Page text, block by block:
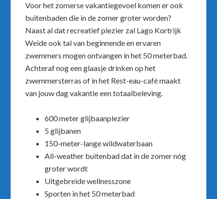
Voor het zomerse vakantiegevoel komen er ook
buitenbaden die in de zomer groter worden?
Naast al dat recreatief plezier zal Lago Kortrijk
Weide ook tal van beginnende en ervaren
zwemmers mogen ontvangen in het 50 meterbad.
Achteraf nog een glaasje drinken op het
zwemmersterras of in het Rest-eau-café maakt
van jouw dag vakantie een totaalbeleving.
600 meter glijbaanplezier
5 glijbanen
150-meter-lange wildwaterbaan
All-weather buitenbad dat in de zomer nóg
groter wordt
Uitgebreide wellnesszone
Sporten in het 50 meterbad